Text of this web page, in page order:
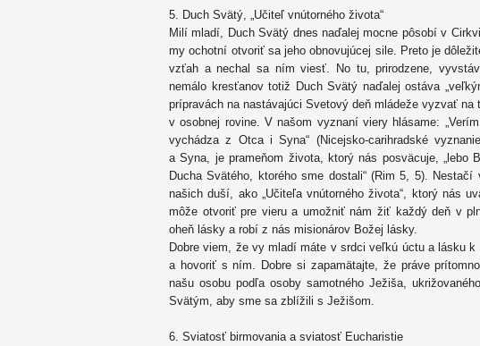
5. Duch Svätý, „Učiteľ vnútorného života“
Milí mladí, Duch Svätý dnes naďalej mocne pôsobí v
my ochotní otvoriť sa jeho obnovujúcej sile. Preto je
vzťah a nechal sa ním viesť. No tu, prirodzene,
nemálo kresťanov totiž Duch Svätý naďalej ostáva
prípravách na nastávajúci Svetový deň mládeže vyzvať
v osobnej rovine. V našom vyznaní viery hlásame:
vychádza z Otca i Syna“ (Nicejsko-carihradské
a Syna, je prameňom života, ktorý nás posväcuje, „lebo
Ducha Svätého, ktorého sme dostali“ (Rim 5, 5).
našich duší, ako „Učiteľa vnútorného života“, ktorý nás
môže otvoriť pre vieru a umožniť nám žiť každý deň v
oheň lásky a robí z nás misionárov Božej lásky.
Dobre viem, že vy mladí máte v srdci veľkú úctu a lásku
a hovoriť s ním. Dobre si zapamätajte, že práve
našu osobu podľa osoby samotného Ježiša,
Svätým, aby sme sa zblížili s Ježišom.
6. Sviatosť birmovania a sviatosť Eucharistie